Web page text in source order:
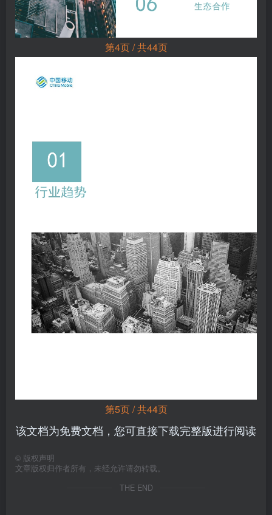
第4页 / 共44页
第5页 / 共44页
该文档为免费文档，您可直接下载完整版进行阅读
© 版权声明
文章版权归作者所有，未经允许请勿转载。
THE END